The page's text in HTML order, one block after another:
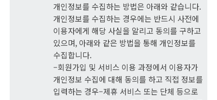
개인정보를 수집하는 방법은 아래와 같습니다.
개인정보를 수집하는 경우에는 반드시 사전에
이용자에게 해당 사실을 알리고 동의를 구하고
있으며, 아래와 같은 방법을 통해 개인정보를
수집합니다.
–회원가입 및 서비스 이용 과정에서 이용자가
개인정보 수집에 대해 동의를 하고 직접 정보를
입력하는 경우–제휴 서비스 또는 단체 등으로